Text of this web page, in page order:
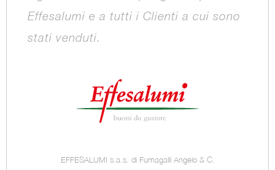
Effesalumi e a tutti i Clienti a cui sono
stati venduti.
EFFESALUMI s.a.s. di Fumagalli Angelo & C.